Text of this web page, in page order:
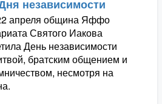
независимости
апреля община Яффо
Святого Иакова
День независимости
братским общением и
несмотря на